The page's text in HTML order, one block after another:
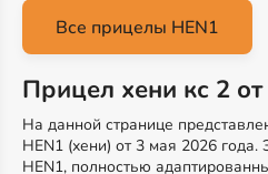
Прицел хени кс 2
На данной странице
HEN1 (хени) от 3 мая 2026
HEN1, полностью